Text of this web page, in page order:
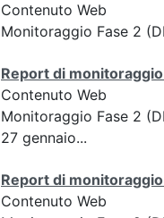
Contenuto Web
Monitoraggio Fase 2
Report di
Contenuto Web
Monitoraggio Fase 2
27 gennaio...
Report di
Contenuto Web